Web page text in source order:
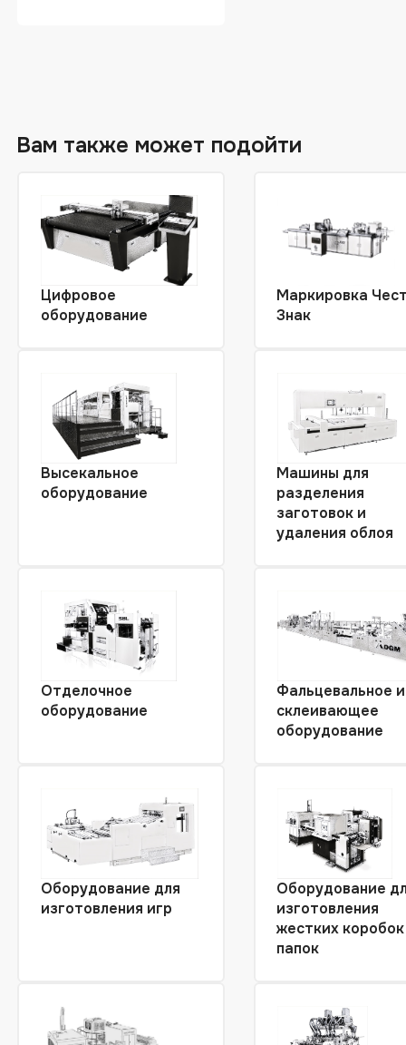
Вам также может подойти
Цифровое
оборудование
Маркировка
Знак
Высекальное
оборудование
Машины для
разделения
заготовок и
удаления облоя
Отделочное
оборудование
Фальцевальное и
склеивающее
оборудование
Оборудование для
изготовления игр
Оборудование
изготовления
жестких
папок